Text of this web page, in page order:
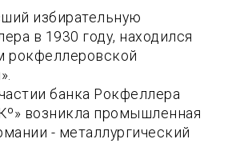
избирательную
в 1930 году, находился
рокфеллеровской
банка Рокфеллера
возникла промышленная
- металлургический